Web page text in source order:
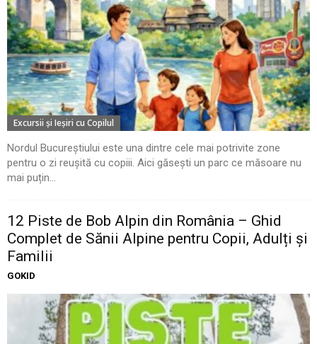
Excursii şi Ieşiri cu Copilul
Nordul Bucureștiului este una dintre cele mai potrivite zone
pentru o zi reușită cu copiii. Aici găsești un parc ce măsoare nu
mai puțin...
12 Piste de Bob Alpin din România – Ghid
Complet de Sănii Alpine pentru Copii, Adulți și
Familii
GOKID